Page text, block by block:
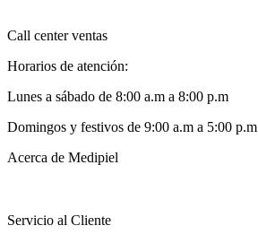
Call center ventas
Horarios de atención:
Lunes a sábado de 8:00 a.m a 8:00 p.m
Domingos y festivos de 9:00 a.m a 5:00 p.m
Acerca de Medipiel
Servicio al Cliente